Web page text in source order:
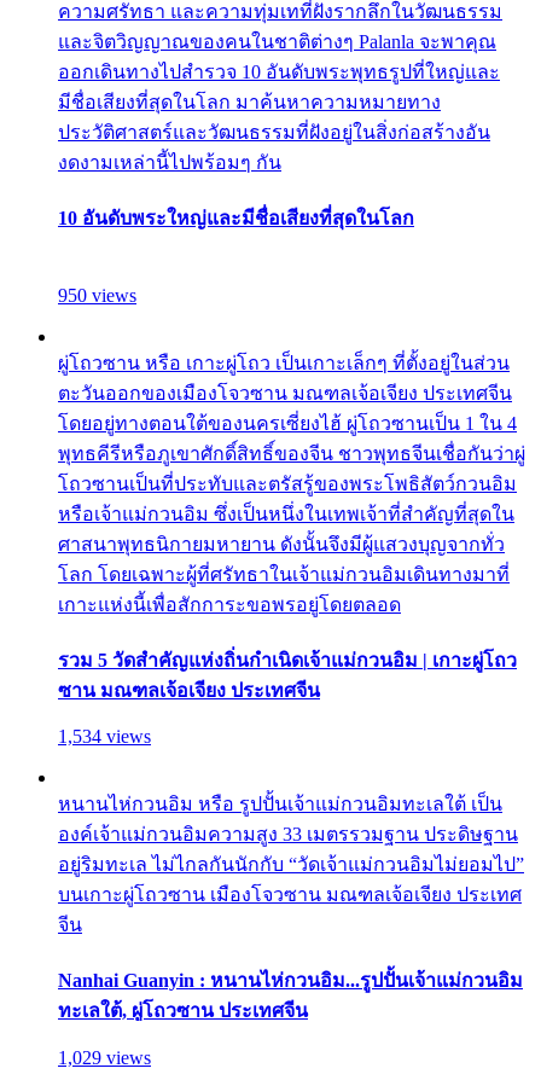
ความศรัทธา และความทุ่มเทที่ฝังรากลึกในวัฒนธรรม
และจิตวิญญาณของคนในชาติต่างๆ Palanla จะพาคุณ
ออกเดินทางไปสำรวจ 10 อันดับพระพุทธรูปที่ใหญ่และ
มีชื่อเสียงที่สุดในโลก มาค้นหาความหมายทาง
ประวัติศาสตร์และวัฒนธรรมที่ฝังอยู่ในสิ่งก่อสร้างอัน
งดงามเหล่านี้ไปพร้อมๆ กัน
10 อันดับพระใหญ่และมีชื่อเสียงที่สุดในโลก
950 views
ผู่โถวซาน หรือ เกาะผู่โถว เป็นเกาะเล็กๆ ที่ตั้งอยู่ในส่วน
ตะวันออกของเมืองโจวซาน มณฑลเจ้อเจียง ประเทศจีน
โดยอยู่ทางตอนใต้ของนครเซี่ยงไฮ้ ผู่โถวซานเป็น 1 ใน 4
พุทธคีรีหรือภูเขาศักดิ์สิทธิ์ของจีน ชาวพุทธจีนเชื่อกันว่าผู่
โถวซานเป็นที่ประทับและตรัสรู้ของพระโพธิสัตว์กวนอิม
หรือเจ้าแม่กวนอิม ซึ่งเป็นหนึ่งในเทพเจ้าที่สำคัญที่สุดใน
ศาสนาพุทธนิกายมหายาน ดังนั้นจึงมีผู้แสวงบุญจากทั่ว
โลก โดยเฉพาะผู้ที่ศรัทธาในเจ้าแม่กวนอิมเดินทางมาที่
เกาะแห่งนี้เพื่อสักการะขอพรอยู่โดยตลอด
รวม 5 วัดสำคัญแห่งถิ่นกำเนิดเจ้าแม่กวนอิม | เกาะผู่โถว
ซาน มณฑลเจ้อเจียง ประเทศจีน
1,534 views
หนานไห่กวนอิม หรือ รูปปั้นเจ้าแม่กวนอิมทะเลใต้ เป็น
องค์เจ้าแม่กวนอิมความสูง 33 เมตรรวมฐาน ประดิษฐาน
อยู่ริมทะเล ไม่ไกลกันนักกับ “วัดเจ้าแม่กวนอิมไม่ยอมไป”
บนเกาะผู่โถวซาน เมืองโจวซาน มณฑลเจ้อเจียง ประเทศ
จีน
Nanhai Guanyin : หนานไห่กวนอิม...รูปปั้นเจ้าแม่กวนอิม
ทะเลใต้, ผู่โถวซาน ประเทศจีน
1,029 views